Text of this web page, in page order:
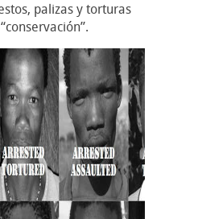
palizas y torturas